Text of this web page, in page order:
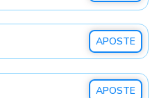
APOSTE
APOSTE